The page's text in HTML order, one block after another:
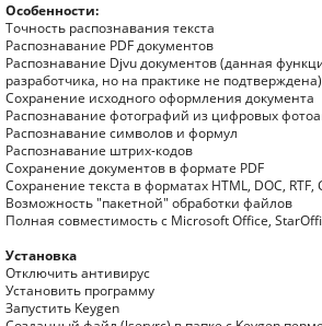
Особенности:
Точность распознавания текста
Распознавание PDF документов
Распознавание Djvu документов (данная
разработчика, но на практике не подтверждена)
Сохранение исходного оформления документа
Распознавание фотографий из цифровых
Распознавание символов и формул
Распознавание штрих-кодов
Cохранение документов в формате PDF
Сохранение текста в форматах HTML, DOC, RTF,
Возможность "пакетной" обработки файлов
Полная совместимость с Microsoft Office,
Установка
Отключить антивирус
Установить программу
Запустить Keygen